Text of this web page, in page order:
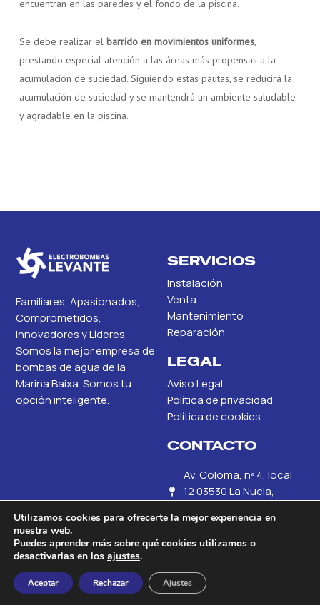
encuentran en las paredes y el fondo de la piscina.
Se debe realizar el barrido en movimientos uniformes,
prestando especial atención a las áreas más propensas a la
acumulación de suciedad. Siguiendo estas pautas, se reducirá la
acumulación de suciedad y se mantendrá un ambiente saludable
y agradable en la piscina.
Familiares, Apasionados,
Comprometidos,
Innovadores y Líderes.
Somos la mejor empresa de
bombas de agua de la
Marina Baixa. Somos tu
opción inteligente.
SERVICIOS
Instalación
Venta
Mantenimiento
Reparación
LEGAL
Aviso Legal
Política de privacidad
Política de cookies
CONTACTO
Av. Coloma, nª 4, local
12 03530 La Nucia, ·
© ElectroBombas Levante. Todos los derechos reservados.
Utilizamos cookies para ofrecerte la mejor experiencia en
nuestra web.
Puedes aprender más sobre qué cookies utilizamos o
desactivarlas en los ajustes.
Aceptar Rechazar Ajustes